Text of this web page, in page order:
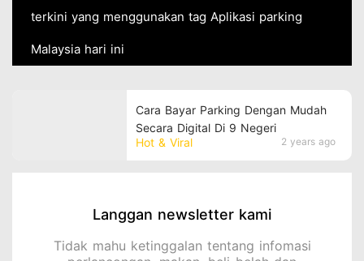
terkini yang menggunakan tag Aplikasi parking
Malaysia hari ini
Hot & Viral 2 years ago
Cara Bayar Parking Dengan Mudah
Secara Digital Di 9 Negeri
Langgan newsletter kami
Tidak mahu ketinggalan tentang infomasi